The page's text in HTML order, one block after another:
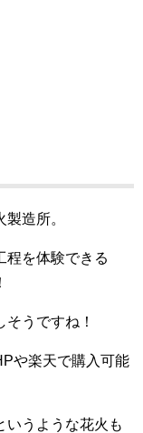
造所。
程を体験できる
うですね！
や楽天で購入可能
いうような花火も